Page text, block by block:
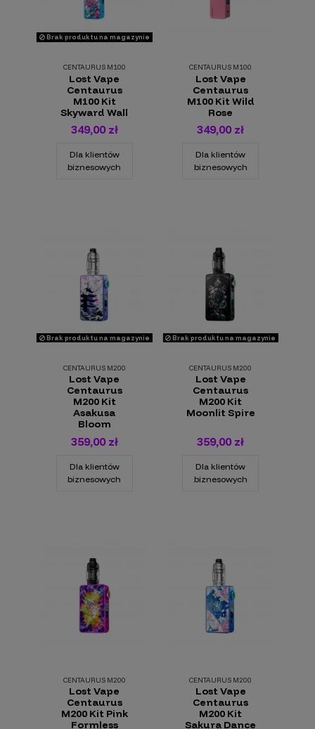
Brak produktu na magazynie
CENTAURUS M100
Lost Vape
Centaurus
M100 Kit
Skyward Wall
349,00 zł
Dla klientów
biznesowych
CENTAURUS M100
Lost Vape
Centaurus
M100 Kit Wild
Rose
349,00 zł
Dla klientów
biznesowych
Brak produktu na magazynie
CENTAURUS M200
Lost Vape
Centaurus
M200 Kit
Asakusa
Bloom
359,00 zł
Dla klientów
biznesowych
Brak produktu na magazynie
CENTAURUS M200
Lost Vape
Centaurus
M200 Kit
Moonlit Spire
359,00 zł
Dla klientów
biznesowych
CENTAURUS M200
Lost Vape
Centaurus
M200 Kit Pink
Formless
CENTAURUS M200
Lost Vape
Centaurus
M200 Kit
Sakura Dance